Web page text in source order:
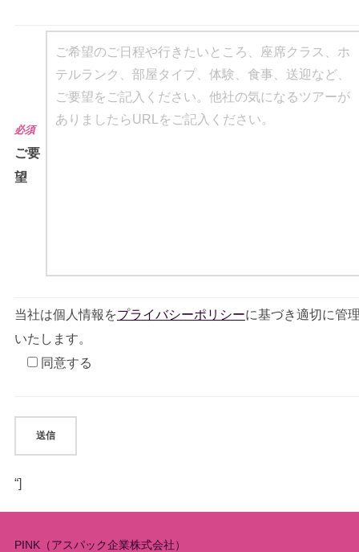
必須
ご要
望
当社は個人情報をプライバシーポリシーに基づき適切に管
いたします。
同意する
“]
PINK（アスパック企業株式会社）